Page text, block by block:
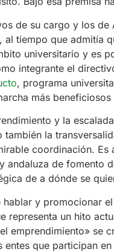
de su cargo y los
tiempo que admitía
universitario y es
integrante el
, programa
más
y la
la
coordinación.
andaluza de fomento
de a dónde se
y promocionar
representa un hito
emprendimiento» se
que participan